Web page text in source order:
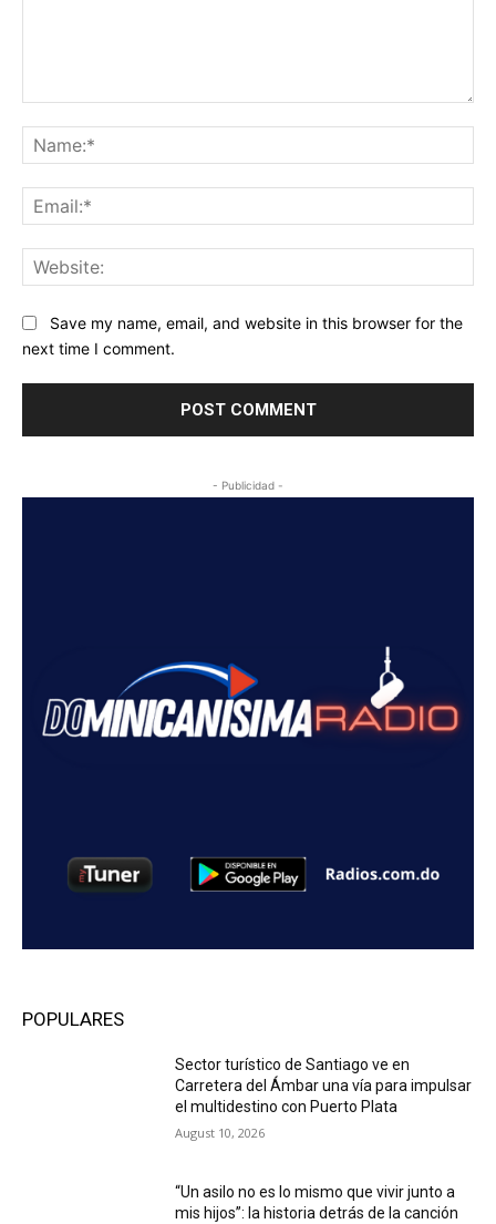
Save my name, email, and website in this browser for the
next time I comment.
- Publicidad -
POPULARES
Sector turístico de Santiago ve en
Carretera del Ámbar una vía para impulsar
el multidestino con Puerto Plata
August 10, 2026
“Un asilo no es lo mismo que vivir junto a
mis hijos”: la historia detrás de la canción